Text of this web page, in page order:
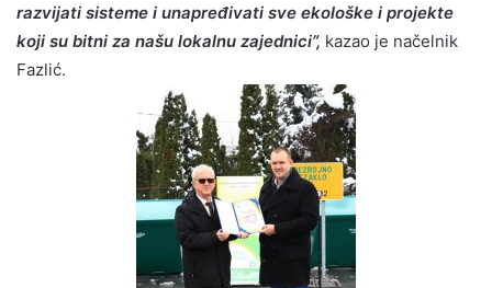
razvijati sisteme i unapređivati sve ekološke i projekte
koji su bitni za našu lokalnu zajednici”, kazao je načelnik
Fazlić.